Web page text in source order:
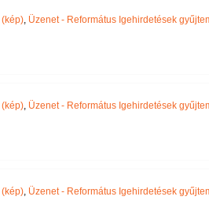
(kép), Üzenet - Református Igehirdetések
(kép), Üzenet - Református Igehirdetések
(kép), Üzenet - Református Igehirdetések